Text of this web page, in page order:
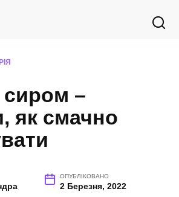
сиром –
як смачно
ОПУБЛІКОВАНО
2 Березня, 2022